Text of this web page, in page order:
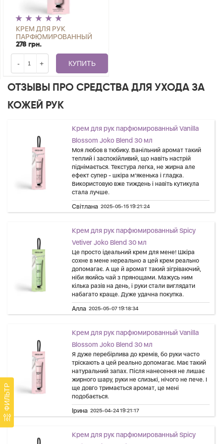
ФИЛЬТР
КРЕМ ДЛЯ РУК
ПАРФЮМИРОВАННЫЙ
VANILLA BLOSSOM JOKO
BLEND 30 МЛ
278 грн.
- + КУПИТЬ
ОТЗЫВЫ ПРО СРЕДСТВА ДЛЯ УХОДА ЗА
КОЖЕЙ РУК
Крем для рук парфюмированный Vanilla
Blossom Joko Blend 30 мл
Моя любов в тюбику. Ванільний аромат такий
теплий і заспокійливий, що навіть настрій
піднімається. Текстура легка, не жирна але
ефект супер - шкіра м’якенька і гладка.
Використовую вже тиждень і навіть кутикула
стала лучше.
Світлана 2025-05-15 19:21:24
Крем для рук парфюмированный Spicy
Vetiver Joko Blend 30 мл
Це просто ідеальний крем для мене! Шкіра
сохне в мене нереально а цей крем реально
допомагає. А ще й аромат такий зігріваючий,
ніби якийсь чай з прянощами. Мажусь ним
кілька разів на день, і руки стали виглядати
набагато краще. Дуже удачна покупка.
Алла 2025-05-07 19:18:34
Крем для рук парфюмированный Vanilla
Blossom Joko Blend 30 мл
Я дуже перебірлива до кремів, бо руки часто
тріскають а цей реально допомагає. Має такий
натуральний запах. Після нанесення не лишає
жирного шару, руки не слизькі, нічого не пече. І
ще довго тримається аромат, це мені
подобається.
Ірина 2025-04-24 19:21:17
Крем для рук парфюмированный Spicy